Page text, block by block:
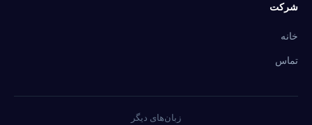
شرکت
خانه
تماس
زبان‌های دیگر